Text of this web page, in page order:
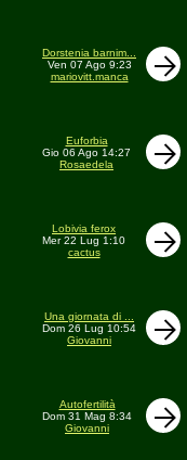
Dorstenia barnim...
Ven 07 Ago 9:23
mariovitt.manca
Euforbia
Gio 06 Ago 14:27
Rosaedela
Lobivia ferox
Mer 22 Lug 1:10
cactus
Una giornata di ...
Dom 26 Lug 10:54
Giovanni
Autofertilità
Dom 31 Mag 8:34
Giovanni